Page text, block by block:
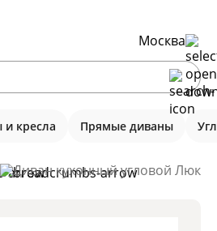
Москва
кресла Прямые диваны
Диван кухонный угловой